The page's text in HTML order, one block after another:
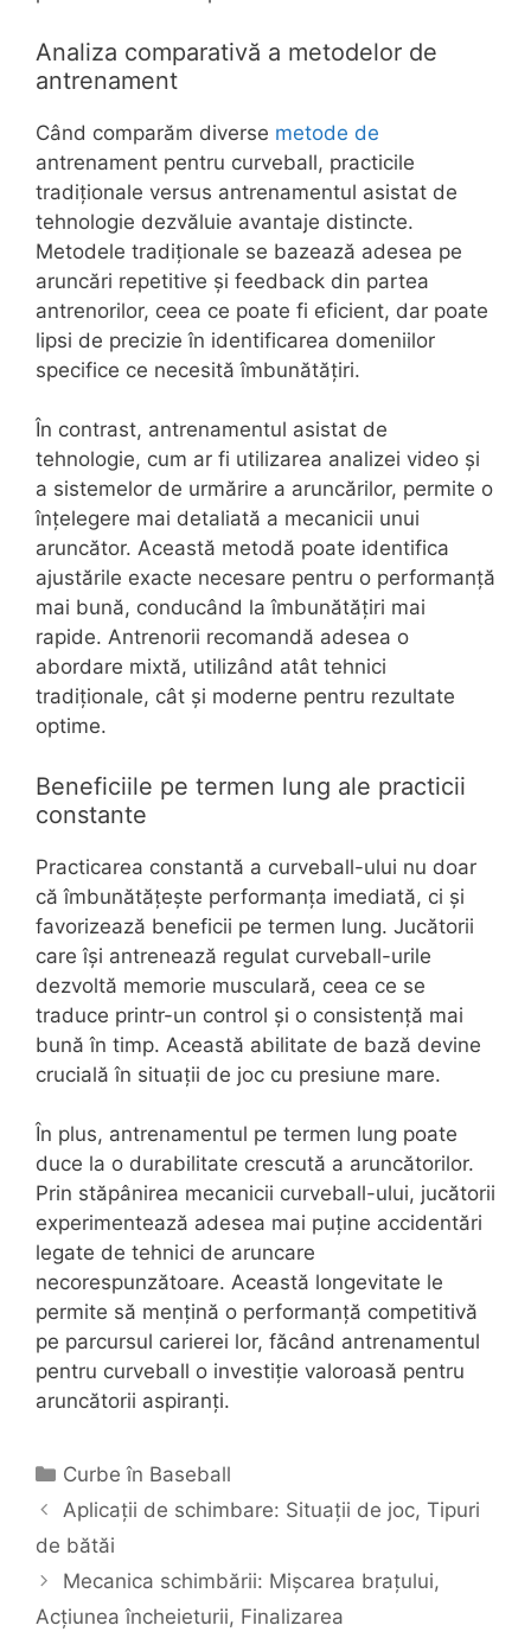
Analiza comparativă a metodelor de
antrenament
Când comparăm diverse metode de
antrenament pentru curveball, practicile
tradiționale versus antrenamentul asistat de
tehnologie dezvăluie avantaje distincte.
Metodele tradiționale se bazează adesea pe
aruncări repetitive și feedback din partea
antrenorilor, ceea ce poate fi eficient, dar poate
lipsi de precizie în identificarea domeniilor
specifice ce necesită îmbunătățiri.
În contrast, antrenamentul asistat de
tehnologie, cum ar fi utilizarea analizei video și
a sistemelor de urmărire a aruncărilor, permite o
înțelegere mai detaliată a mecanicii unui
aruncător. Această metodă poate identifica
ajustările exacte necesare pentru o performanță
mai bună, conducând la îmbunătățiri mai
rapide. Antrenorii recomandă adesea o
abordare mixtă, utilizând atât tehnici
tradiționale, cât și moderne pentru rezultate
optime.
Beneficiile pe termen lung ale practicii
constante
Practicarea constantă a curveball-ului nu doar
că îmbunătățește performanța imediată, ci și
favorizează beneficii pe termen lung. Jucătorii
care își antrenează regulat curveball-urile
dezvoltă memorie musculară, ceea ce se
traduce printr-un control și o consistență mai
bună în timp. Această abilitate de bază devine
crucială în situații de joc cu presiune mare.
În plus, antrenamentul pe termen lung poate
duce la o durabilitate crescută a aruncătorilor.
Prin stăpânirea mecanicii curveball-ului, jucătorii
experimentează adesea mai puține accidentări
legate de tehnici de aruncare
necorespunzătoare. Această longevitate le
permite să mențină o performanță competitivă
pe parcursul carierei lor, făcând antrenamentul
pentru curveball o investiție valoroasă pentru
aruncătorii aspiranți.
Categories
Curbe în Baseball
Aplicații de schimbare: Situații de joc, Tipuri
de bătăi
Mecanica schimbării: Mișcarea brațului,
Acțiunea încheieturii, Finalizarea